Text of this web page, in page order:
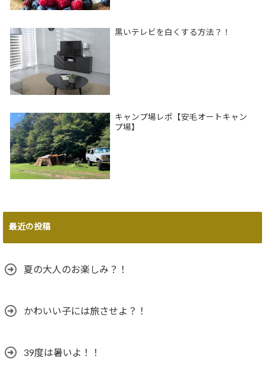
黒いテレビを白くする方法？！
キャンプ場レポ【安毛オートキャン
プ場】
最近の投稿
夏の大人のお楽しみ？！
かわいい子には旅させよ？！
39度は暑いよ！！